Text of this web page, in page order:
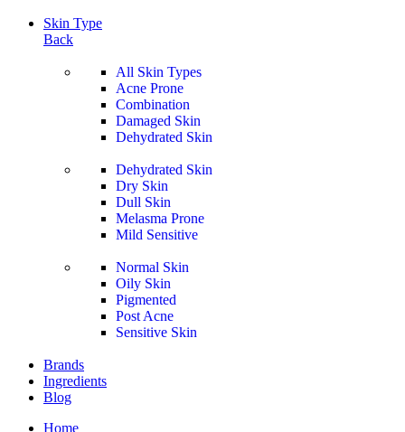
Skin Type
Back
All Skin Types
Acne Prone
Combination
Damaged Skin
Dehydrated Skin
Dehydrated Skin
Dry Skin
Dull Skin
Melasma Prone
Mild Sensitive
Normal Skin
Oily Skin
Pigmented
Post Acne
Sensitive Skin
Brands
Ingredients
Blog
Home